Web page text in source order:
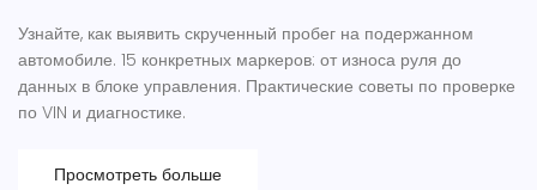
Узнайте, как выявить скрученный пробег на подержанном
автомобиле. 15 конкретных маркеров: от износа руля до
данных в блоке управления. Практические советы по проверке
по VIN и диагностике.
Просмотреть больше